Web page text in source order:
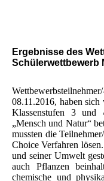
Ergebnisse des
Schülerwettbewerb
08.11.2016, haben
Klassenstufen 3 und
„Mensch und Natur“
mussten die
Choice Verfahren
und seiner Umwelt
auch Pflanzen
chemische und